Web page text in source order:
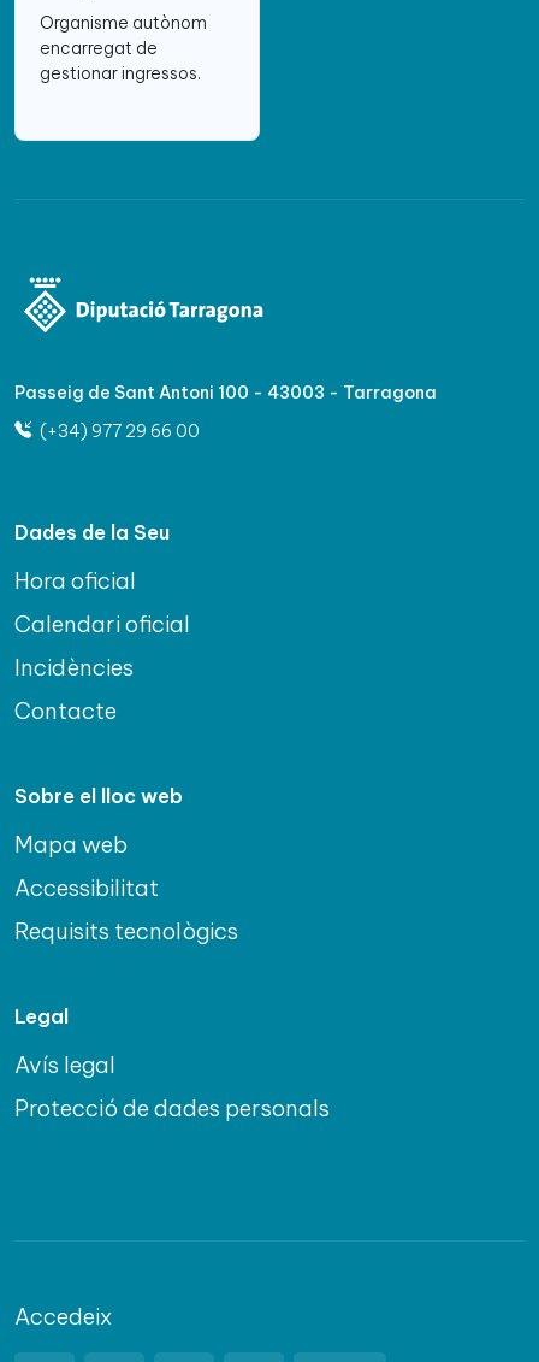
Organisme autònom
encarregat de
gestionar ingressos.
Passeig de Sant Antoni 100 - 43003 - Tarragona
(+34) 977 29 66 00
Dades de la Seu
Hora oficial
Calendari oficial
Incidències
Contacte
Sobre el lloc web
Mapa web
Accessibilitat
Requisits tecnològics
Legal
Avís legal
Protecció de dades personals
Accedeix